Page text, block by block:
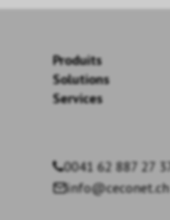
Produits
Solutions
Services
0041 62 887 27
info@ceconet.ch